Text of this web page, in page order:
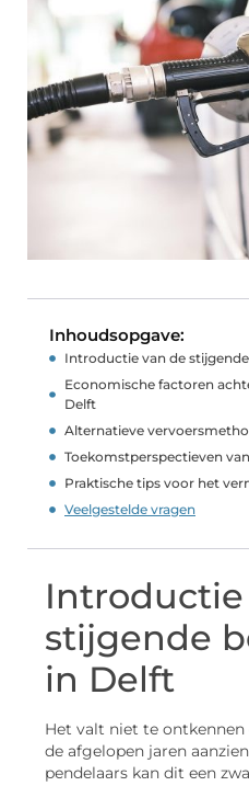
Inhoudsopgave:
Introductie van de
Economische factoren
Delft
Alternatieve
Toekomstperspectieven
Praktische tips voor het
Veelgestelde vragen
Introductie
stijgende
in Delft
Het valt niet te
de afgelopen jaren
pendelaars kan dit een